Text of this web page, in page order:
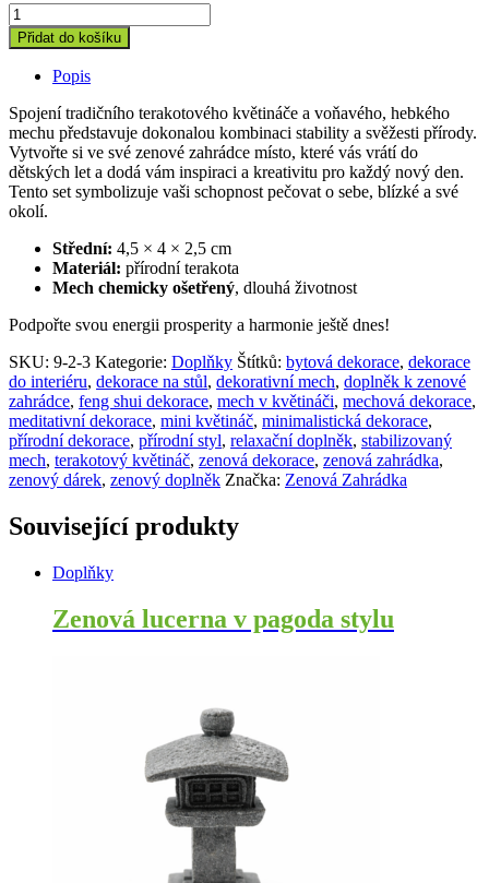
Terakotový
květináček
s
mechem
(střední)
quantity
Přidat do košíku
Popis
Spojení tradičního terakotového květináče a voňavého, hebkého
mechu představuje dokonalou kombinaci stability a svěžesti přírody.
Vytvořte si ve své zenové zahrádce místo, které vás vrátí do
dětských let a dodá vám inspiraci a kreativitu pro každý nový den.
Tento set symbolizuje vaši schopnost pečovat o sebe, blízké a své
okolí.
Střední: 4,5 × 4 × 2,5 cm
Materiál: přírodní terakota
Mech chemicky ošetřený, dlouhá životnost
Podpořte svou energii prosperity a harmonie ještě dnes!
SKU: 9-2-3 Kategorie: Doplňky Štítků: bytová dekorace, dekorace
do interiéru, dekorace na stůl, dekorativní mech, doplněk k zenové
zahrádce, feng shui dekorace, mech v květináči, mechová dekorace,
meditativní dekorace, mini květináč, minimalistická dekorace,
přírodní dekorace, přírodní styl, relaxační doplněk, stabilizovaný
mech, terakotový květináč, zenová dekorace, zenová zahrádka,
zenový dárek, zenový doplněk Značka: Zenová Zahrádka
Související produkty
Doplňky
Zenová lucerna v pagoda stylu